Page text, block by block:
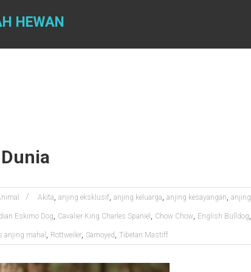
HEWAN
Akita, anjing eksklusif, anjing keluarga, anjing kesayangan, anjing
Eskimo Dog, Cavalier King Charles Spaniel , Chow Chow, English Bulldog,
anjing mahal , Rottweiler, Samoyed , Tibetan Mastiff